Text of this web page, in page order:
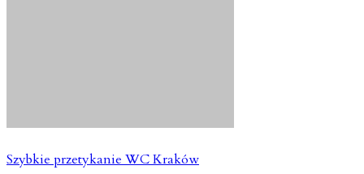
Szybkie przetykanie WC Kraków